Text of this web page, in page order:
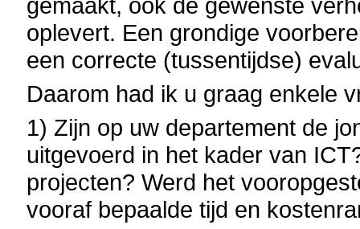
oplevert. Een grondige
een correcte (tussentijdse)
Daarom had ik u graag enkele
1) Zijn op uw departement de
uitgevoerd in het kader van
projecten? Werd het
vooraf bepaalde tijd en